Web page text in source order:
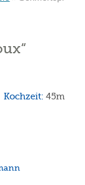
Kochzeit:45m